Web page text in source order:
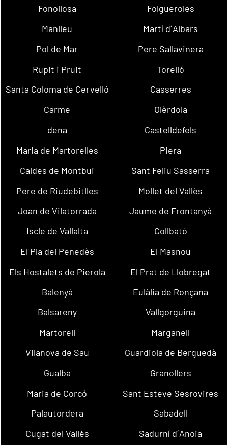
Fonollosa
Folgueroles
Manlleu
Martí d´Albars
Pol de Mar
Pere Sallavinera
Rupit i Pruit
Torelló
Santa Coloma de Cervelló
Casserres
Carme
Olèrdola
dena
Castelldefels
Maria de Martorelles
Piera
Caldes de Montbui
Sant Feliu Sasserra
Pere de Riudebitlles
Mollet del Vallès
Joan de Vilatorrada
Jaume de Frontanyà
Iscle de Vallalta
Collbató
El Pla del Penedès
El Masnou
Els Hostalets de Pierola
El Prat de Llobregat
Balenyà
Eulàlia de Ronçana
Balsareny
Vallgorguina
Martorell
Marganell
Vilanova de Sau
Guardiola de Berguedà
Gualba
Granollers
Maria de Corcó
Sant Esteve Sesrovires
Palautordera
Sabadell
Cugat del Vallès
Sadurní d´Anoia